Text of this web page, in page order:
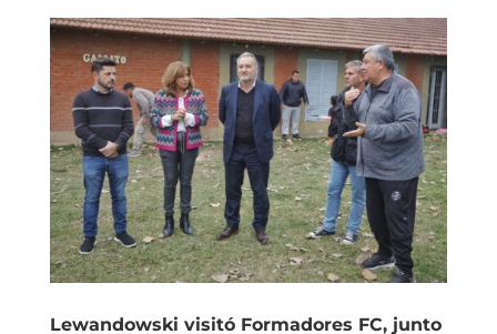
Lewandowski visitó Formadores FC, junto